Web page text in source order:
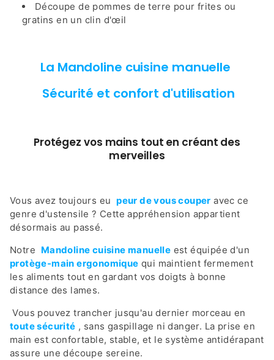
Découpe de pommes de terre pour frites ou
gratins en un clin d'œil
La Mandoline cuisine manuelle
Sécurité et confort d'utilisation
Protégez vos mains tout en créant des
merveilles
Vous avez toujours eupeur de vous couper avec ce
genre d'ustensile ? Cette appréhension appartient
désormais au passé.
Notre Mandoline cuisine manuelle est équipée d'un
protège-main ergonomique qui maintient fermement
les aliments tout en gardant vos doigts à bonne
distance des lames.
Vous pouvez trancher jusqu'au dernier morceau en
toute sécurité , sans gaspillage ni danger. La prise en
main est confortable, stable, et le système antidérapant
assure une découpe sereine.